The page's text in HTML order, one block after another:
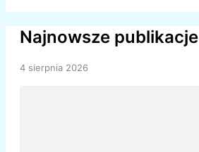
Najnowsze publikacje
4 sierpnia 2026